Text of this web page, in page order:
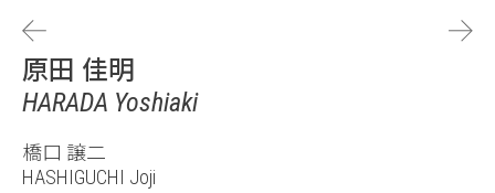
原田 佳明
HARADA Yoshiaki
橋口 譲二
HASHIGUCHI Joji